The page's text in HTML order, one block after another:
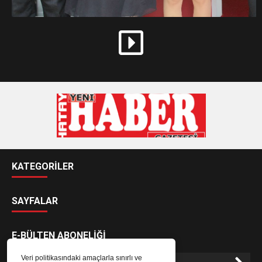
Veri politikasındaki amaçlarla sınırlı ve
KATEGORİLER
SAYFALAR
E-BÜLTEN ABONELİĞİ